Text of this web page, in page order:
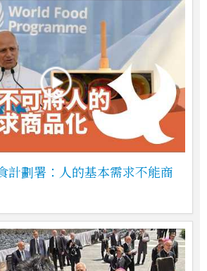
計劃署：人的基本需求不能商